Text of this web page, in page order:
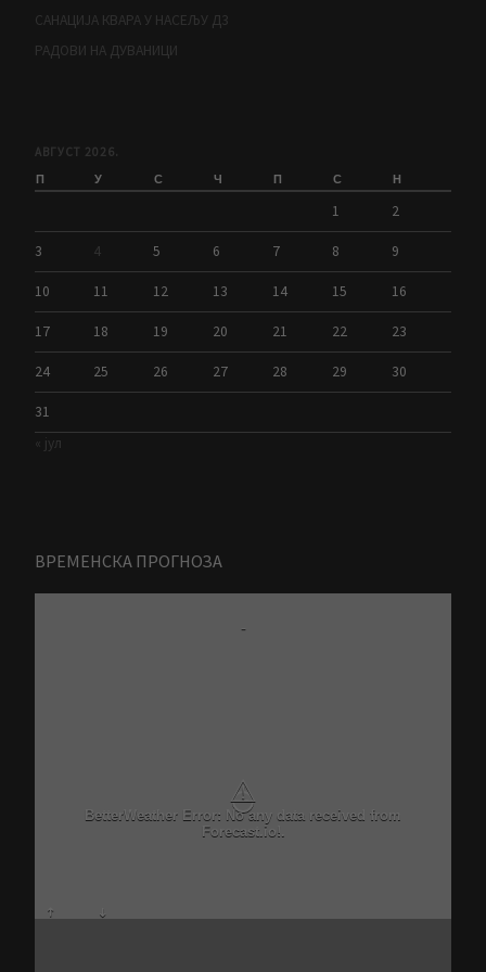
САНАЦИЈА КВАРА У НАСЕЉУ Д3
РАДОВИ НА ДУВАНИЦИ
АВГУСТ 2026.
П У С Ч П С Н
1 2
3 4 5 6 7 8 9
10 11 12 13 14 15 16
17 18 19 20 21 22 23
24 25 26 27 28 29 30
31
« јул
ВРЕМЕНСКА ПРОГНОЗА
-
⚠
BetterWeather Error: No any data received from
Forecast.io!.